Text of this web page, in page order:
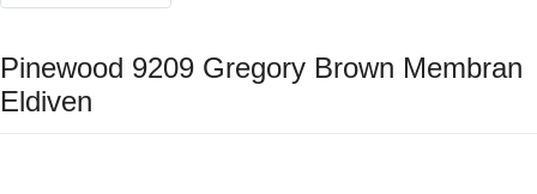
Pinewood 9209 Gregory Brown Membran
Eldiven